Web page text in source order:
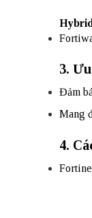
3.
Đảm
Mang
4.